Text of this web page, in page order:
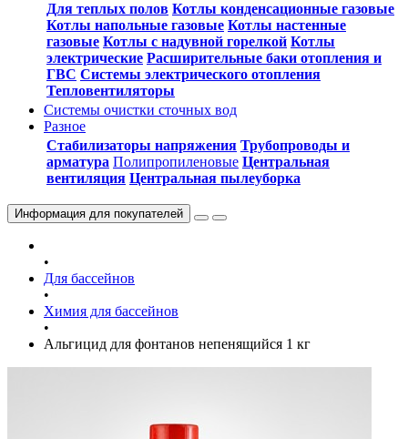
Для теплых полов Котлы конденсационные газовые
Котлы напольные газовые Котлы настенные
газовые Котлы с надувной горелкой Котлы
электрические Расширительные баки отопления и
ГВС Системы электрического отопления
Тепловентиляторы
Системы очистки сточных вод
Разное
Стабилизаторы напряжения Трубопроводы и
арматура Полипропиленовые Центральная
вентиляция Центральная пылеуборка
Информация для покупателей
•
Для бассейнов
•
Химия для бассейнов
•
Альгицид для фонтанов непенящийся 1 кг